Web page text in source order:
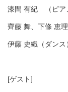
漆間 有紀 （ピア
齊藤 舞、下條 恵
伊藤 史織（ダンス
[ゲスト]